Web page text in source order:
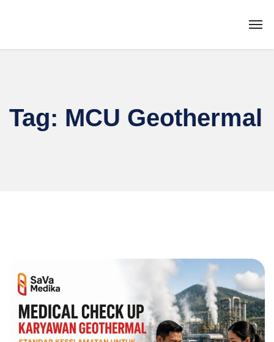
Tag: MCU Geothermal